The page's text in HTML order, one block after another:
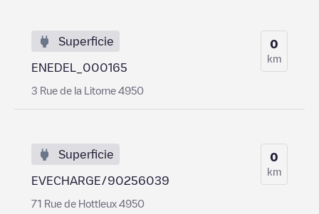
Superficie
ENEDEL_000165
3 Rue de la Litorne 4950
0
km
Superficie
EVECHARGE/90256039
71 Rue de Hottleux 4950
0
km